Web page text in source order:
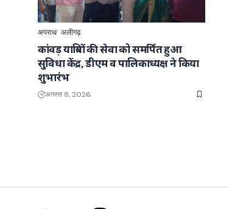
अपराध अलीगढ़
कांवड़ यात्रियों की सेवा को समर्पित हुआ
सुविधा केंद्र, डीएम व पालिकाध्यक्ष ने किया
शुभारंभ
अगस्त 8, 2026